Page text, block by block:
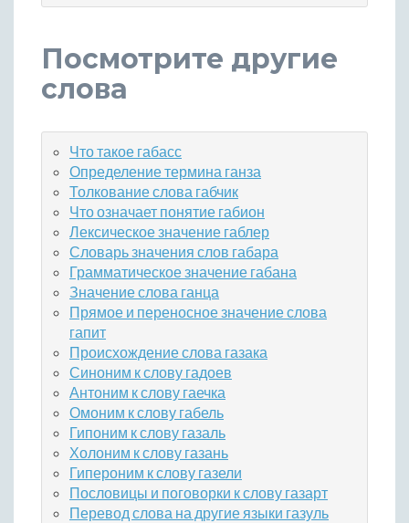
Посмотрите другие
слова
Что такое габасс
Определение термина ганза
Толкование слова габчик
Что означает понятие габион
Лексическое значение габлер
Словарь значения слов габара
Грамматическое значение габана
Значение слова ганца
Прямое и переносное значение слова
гапит
Происхождение слова газака
Синоним к слову гадоев
Антоним к слову гаечка
Омоним к слову габель
Гипоним к слову газаль
Холоним к слову газань
Гипероним к слову газели
Пословицы и поговорки к слову газарт
Перевод слова на другие языки газуль